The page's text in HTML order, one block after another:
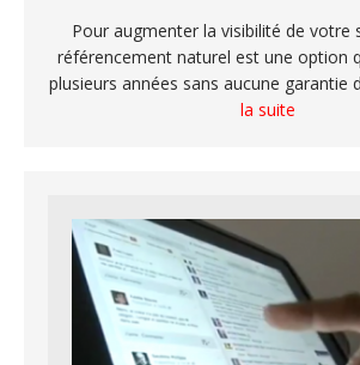
Pour augmenter la visibilité de votre
référencement naturel est une option
plusieurs années sans aucune garantie
la suite